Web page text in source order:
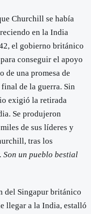
Churchill se había
en la India
el gobierno británico
conseguir el apoyo
de una promesa de
de la guerra. Sin
exigió la retirada
Se produjeron
de sus líderes y
tras los
Son un pueblo bestial
del Singapur británico
llegar a la India, estalló